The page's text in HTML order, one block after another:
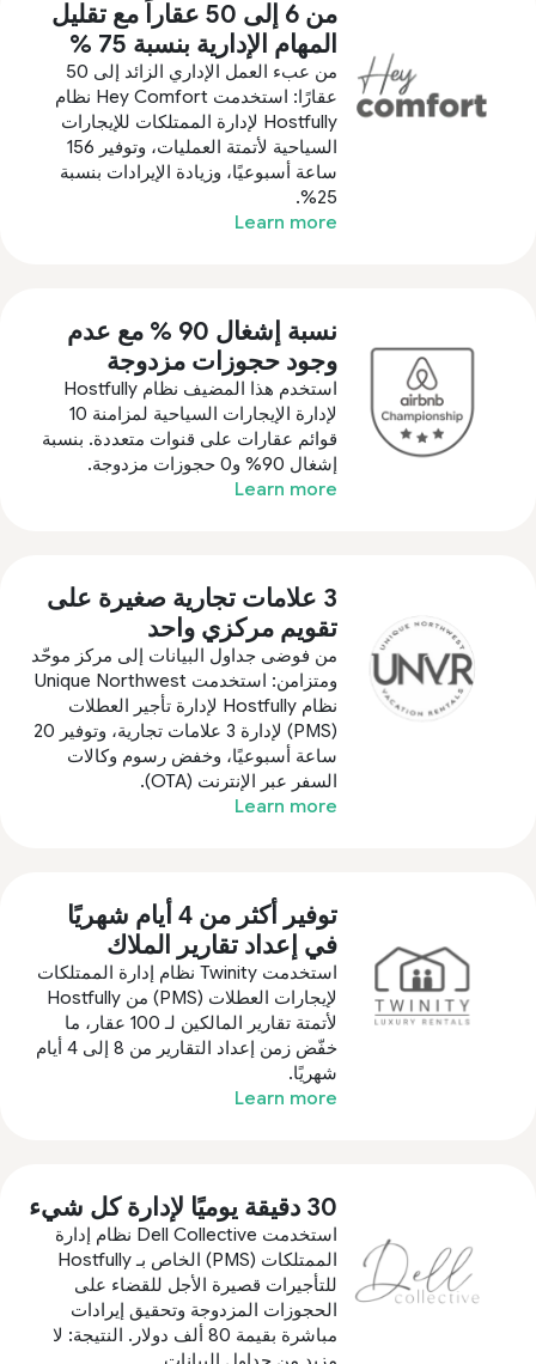
من 6 إلى 50 عقاراً مع تقليل
المهام الإدارية بنسبة 75 %
من عبء العمل الإداري الزائد إلى 50
عقارًا: استخدمت Hey Comfort نظام
Hostfully لإدارة الممتلكات للإيجارات
السياحية لأتمتة العمليات، وتوفير 156
ساعة أسبوعيًا، وزيادة الإيرادات بنسبة
25%.
Learn more
نسبة إشغال 90 % مع عدم
وجود حجوزات مزدوجة
استخدم هذا المضيف نظام Hostfully
لإدارة الإيجارات السياحية لمزامنة 10
قوائم عقارات على قنوات متعددة. بنسبة
إشغال 90% و0 حجوزات مزدوجة.
Learn more
3 علامات تجارية صغيرة على
تقويم مركزي واحد
من فوضى جداول البيانات إلى مركز موحّد
ومتزامن: استخدمت Unique Northwest
نظام Hostfully لإدارة تأجير العطلات
(PMS) لإدارة 3 علامات تجارية، وتوفير 20
ساعة أسبوعيًا، وخفض رسوم وكالات
السفر عبر الإنترنت (OTA).
Learn more
توفير أكثر من 4 أيام شهريًا
في إعداد تقارير الملاك
استخدمت Twinity نظام إدارة الممتلكات
لإيجارات العطلات (PMS) من Hostfully
لأتمتة تقارير المالكين لـ 100 عقار، ما
خفّض زمن إعداد التقارير من 8 إلى 4 أيام
شهريًا.
Learn more
30 دقيقة يوميًا لإدارة كل شيء
استخدمت Dell Collective نظام إدارة
الممتلكات (PMS) الخاص بـ Hostfully
للتأجيرات قصيرة الأجل للقضاء على
الحجوزات المزدوجة وتحقيق إيرادات
مباشرة بقيمة 80 ألف دولار. النتيجة: لا